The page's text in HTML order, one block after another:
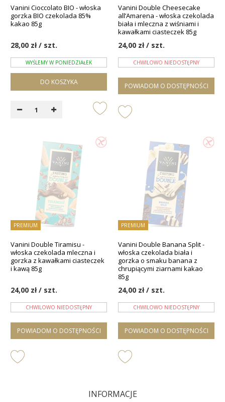
Vanini Cioccolato BIO - włoska
gorzka BIO czekolada 85%
kakao 85g
28,00 zł / szt.
WYŚLEMY W PONIEDZIAŁEK
DO KOSZYKA
Vanini Double Cheesecake
all’Amarena - włoska czekolada
biała i mleczna z wiśniami i
kawałkami ciasteczek 85g
24,00 zł / szt.
CHWILOWO NIEDOSTĘPNY
POWIADOM O DOSTĘPNOŚCI
PREMIUM
Vanini Double Tiramisu -
włoska czekolada mleczna i
gorzka z kawałkami ciasteczek
i kawą 85g
24,00 zł / szt.
CHWILOWO NIEDOSTĘPNY
POWIADOM O DOSTĘPNOŚCI
PREMIUM
Vanini Double Banana Split -
włoska czekolada biała i
gorzka o smaku banana z
chrupiącymi ziarnami kakao
85g
24,00 zł / szt.
CHWILOWO NIEDOSTĘPNY
POWIADOM O DOSTĘPNOŚCI
INFORMACJE